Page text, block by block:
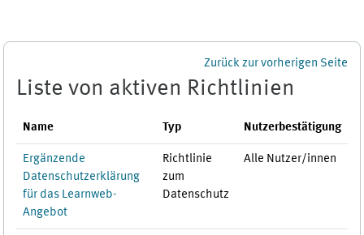
Zurück zur vorherigen Seite
Liste von aktiven Richtlinien
Name Typ Nutzerbestätigung
Ergänzende
Datenschutzerklärung
für das Learnweb-
Angebot
Richtlinie
zum
Datenschutz
Alle Nutzer/innen